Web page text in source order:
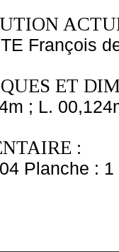
François
ET
; L.
:
Planche :